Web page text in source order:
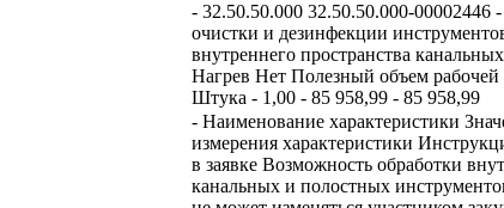
- 32.50.50.000 32.50.50.000-00002446 -
очистки и дезинфекции
внутреннего пространства
Нагрев Нет Полезный объем
Штука - 1,00 - 85 958,99 - 85 958,99
- Наименование характеристики
измерения характеристики
в заявке Возможность обработки
канальных и полостных